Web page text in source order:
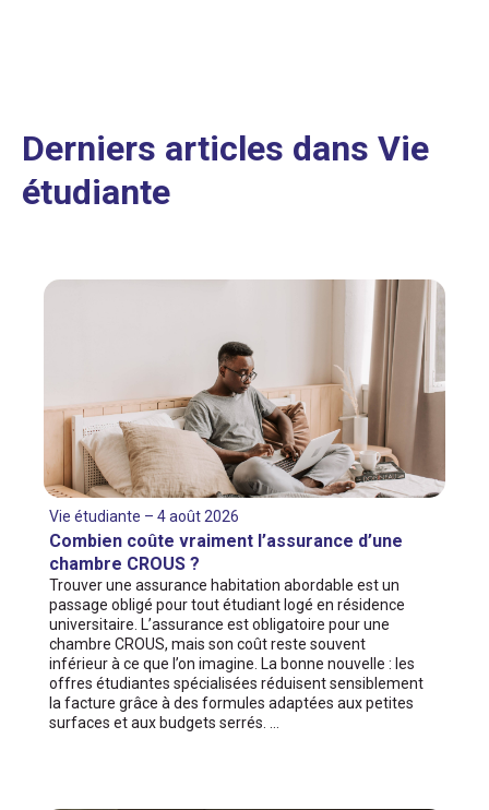
Derniers articles dans Vie
étudiante
Vie étudiante – 4 août 2026
Combien coûte vraiment l’assurance d’une
chambre CROUS ?
Trouver une assurance habitation abordable est un
passage obligé pour tout étudiant logé en résidence
universitaire. L’assurance est obligatoire pour une
chambre CROUS, mais son coût reste souvent
inférieur à ce que l’on imagine. La bonne nouvelle : les
offres étudiantes spécialisées réduisent sensiblement
la facture grâce à des formules adaptées aux petites
surfaces et aux budgets serrés. …